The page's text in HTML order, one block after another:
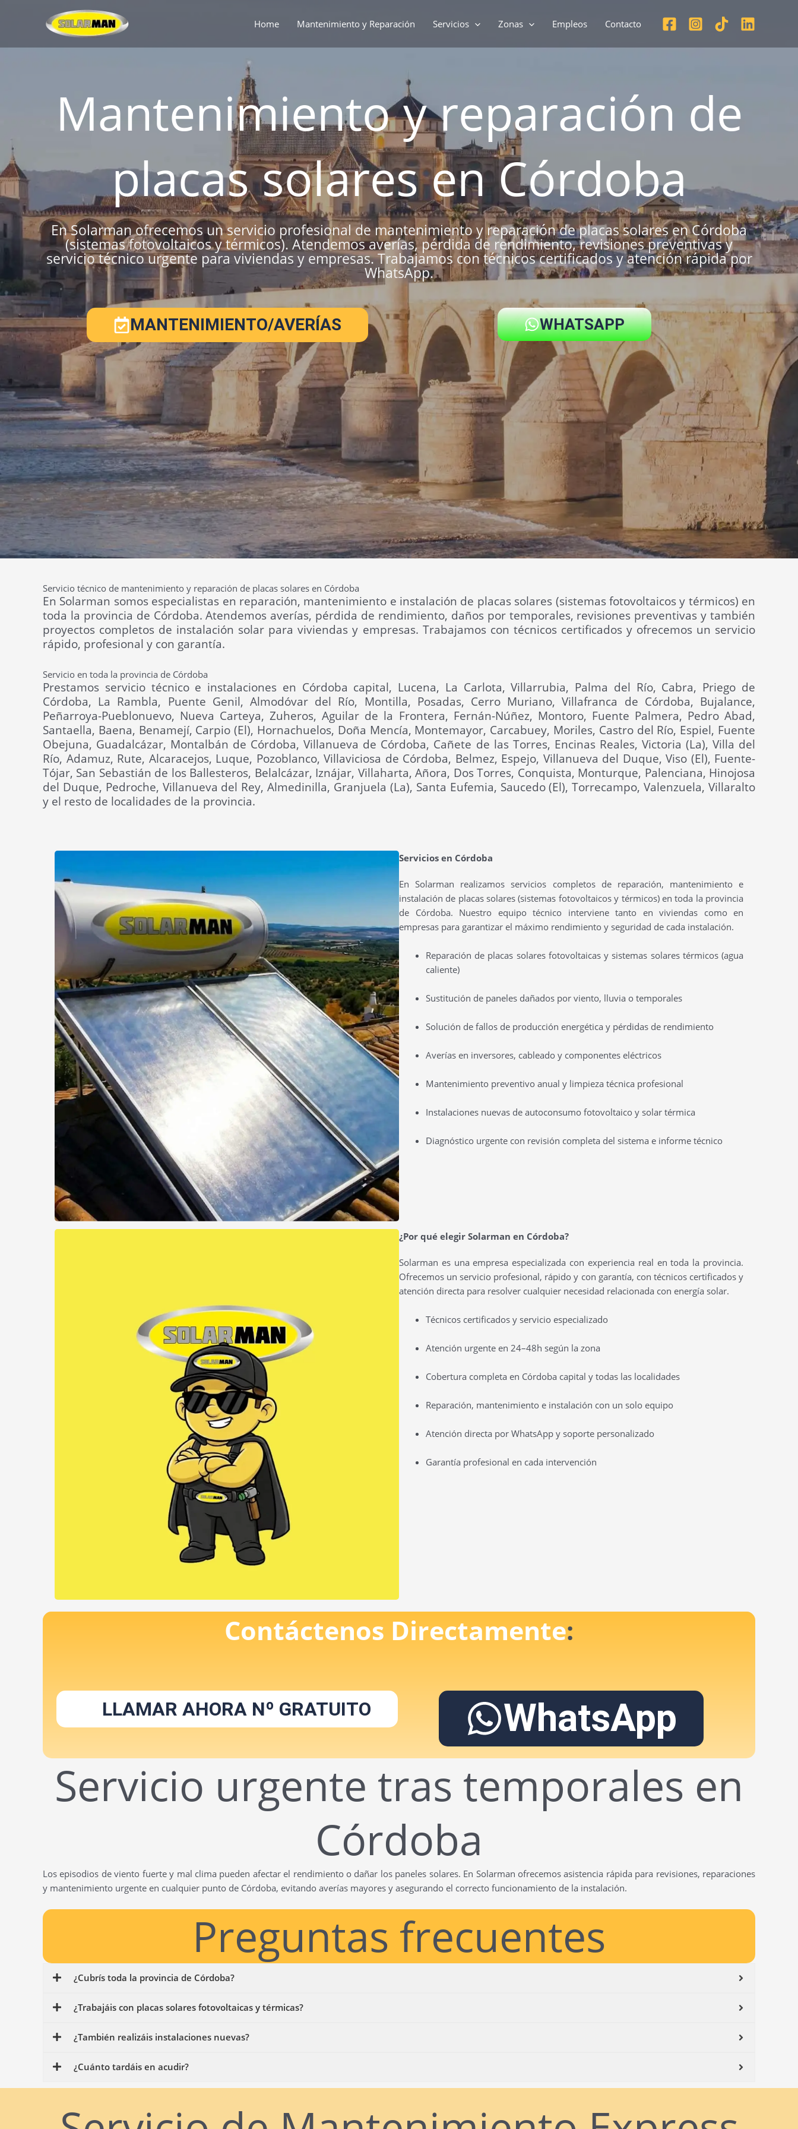
Home Mantenimiento y Reparación Servicios Zonas Empleos Contacto
Mantenimiento y reparación de
placas solares en Córdoba
En Solarman ofrecemos un servicio profesional de mantenimiento y reparación de placas solares en Córdoba
(sistemas fotovoltaicos y térmicos). Atendemos averías, pérdida de rendimiento, revisiones preventivas y
servicio técnico urgente para viviendas y empresas. Trabajamos con técnicos certificados y atención rápida por
WhatsApp.
MANTENIMIENTO/AVERÍAS WHATSAPP
Servicio técnico de mantenimiento y reparación de placas solares en Córdoba
En Solarman somos especialistas en reparación, mantenimiento e instalación de placas solares (sistemas fotovoltaicos y térmicos) en
toda la provincia de Córdoba. Atendemos averías, pérdida de rendimiento, daños por temporales, revisiones preventivas y también
proyectos completos de instalación solar para viviendas y empresas. Trabajamos con técnicos certificados y ofrecemos un servicio
rápido, profesional y con garantía.
Servicio en toda la provincia de Córdoba
Prestamos servicio técnico e instalaciones en Córdoba capital, Lucena, La Carlota, Villarrubia, Palma del Río, Cabra, Priego de
Córdoba, La Rambla, Puente Genil, Almodóvar del Río, Montilla, Posadas, Cerro Muriano, Villafranca de Córdoba, Bujalance,
Peñarroya-Pueblonuevo, Nueva Carteya, Zuheros, Aguilar de la Frontera, Fernán-Núñez, Montoro, Fuente Palmera, Pedro Abad,
Santaella, Baena, Benamejí, Carpio (El), Hornachuelos, Doña Mencía, Montemayor, Carcabuey, Moriles, Castro del Río, Espiel, Fuente
Obejuna, Guadalcázar, Montalbán de Córdoba, Villanueva de Córdoba, Cañete de las Torres, Encinas Reales, Victoria (La), Villa del
Río, Adamuz, Rute, Alcaracejos, Luque, Pozoblanco, Villaviciosa de Córdoba, Belmez, Espejo, Villanueva del Duque, Viso (El), Fuente-
Tójar, San Sebastián de los Ballesteros, Belalcázar, Iznájar, Villaharta, Añora, Dos Torres, Conquista, Monturque, Palenciana, Hinojosa
del Duque, Pedroche, Villanueva del Rey, Almedinilla, Granjuela (La), Santa Eufemia, Saucedo (El), Torrecampo, Valenzuela, Villaralto
y el resto de localidades de la provincia.
Servicios en Córdoba
En Solarman realizamos servicios completos de reparación, mantenimiento e
instalación de placas solares (sistemas fotovoltaicos y térmicos) en toda la provincia
de Córdoba. Nuestro equipo técnico interviene tanto en viviendas como en
empresas para garantizar el máximo rendimiento y seguridad de cada instalación.
Reparación de placas solares fotovoltaicas y sistemas solares térmicos (agua
caliente)
Sustitución de paneles dañados por viento, lluvia o temporales
Solución de fallos de producción energética y pérdidas de rendimiento
Averías en inversores, cableado y componentes eléctricos
Mantenimiento preventivo anual y limpieza técnica profesional
Instalaciones nuevas de autoconsumo fotovoltaico y solar térmica
Diagnóstico urgente con revisión completa del sistema e informe técnico
¿Por qué elegir Solarman en Córdoba?
Solarman es una empresa especializada con experiencia real en toda la provincia.
Ofrecemos un servicio profesional, rápido y con garantía, con técnicos certificados y
atención directa para resolver cualquier necesidad relacionada con energía solar.
Técnicos certificados y servicio especializado
Atención urgente en 24–48h según la zona
Cobertura completa en Córdoba capital y todas las localidades
Reparación, mantenimiento e instalación con un solo equipo
Atención directa por WhatsApp y soporte personalizado
Garantía profesional en cada intervención
Contáctenos Directamente:
LLAMAR AHORA Nº GRATUITO WhatsApp
Servicio urgente tras temporales en
Córdoba
Los episodios de viento fuerte y mal clima pueden afectar el rendimiento o dañar los paneles solares. En Solarman ofrecemos asistencia rápida para revisiones, reparaciones
y mantenimiento urgente en cualquier punto de Córdoba, evitando averías mayores y asegurando el correcto funcionamiento de la instalación.
Preguntas frecuentes
¿Cubrís toda la provincia de Córdoba?
¿Trabajáis con placas solares fotovoltaicas y térmicas?
¿También realizáis instalaciones nuevas?
¿Cuánto tardáis en acudir?